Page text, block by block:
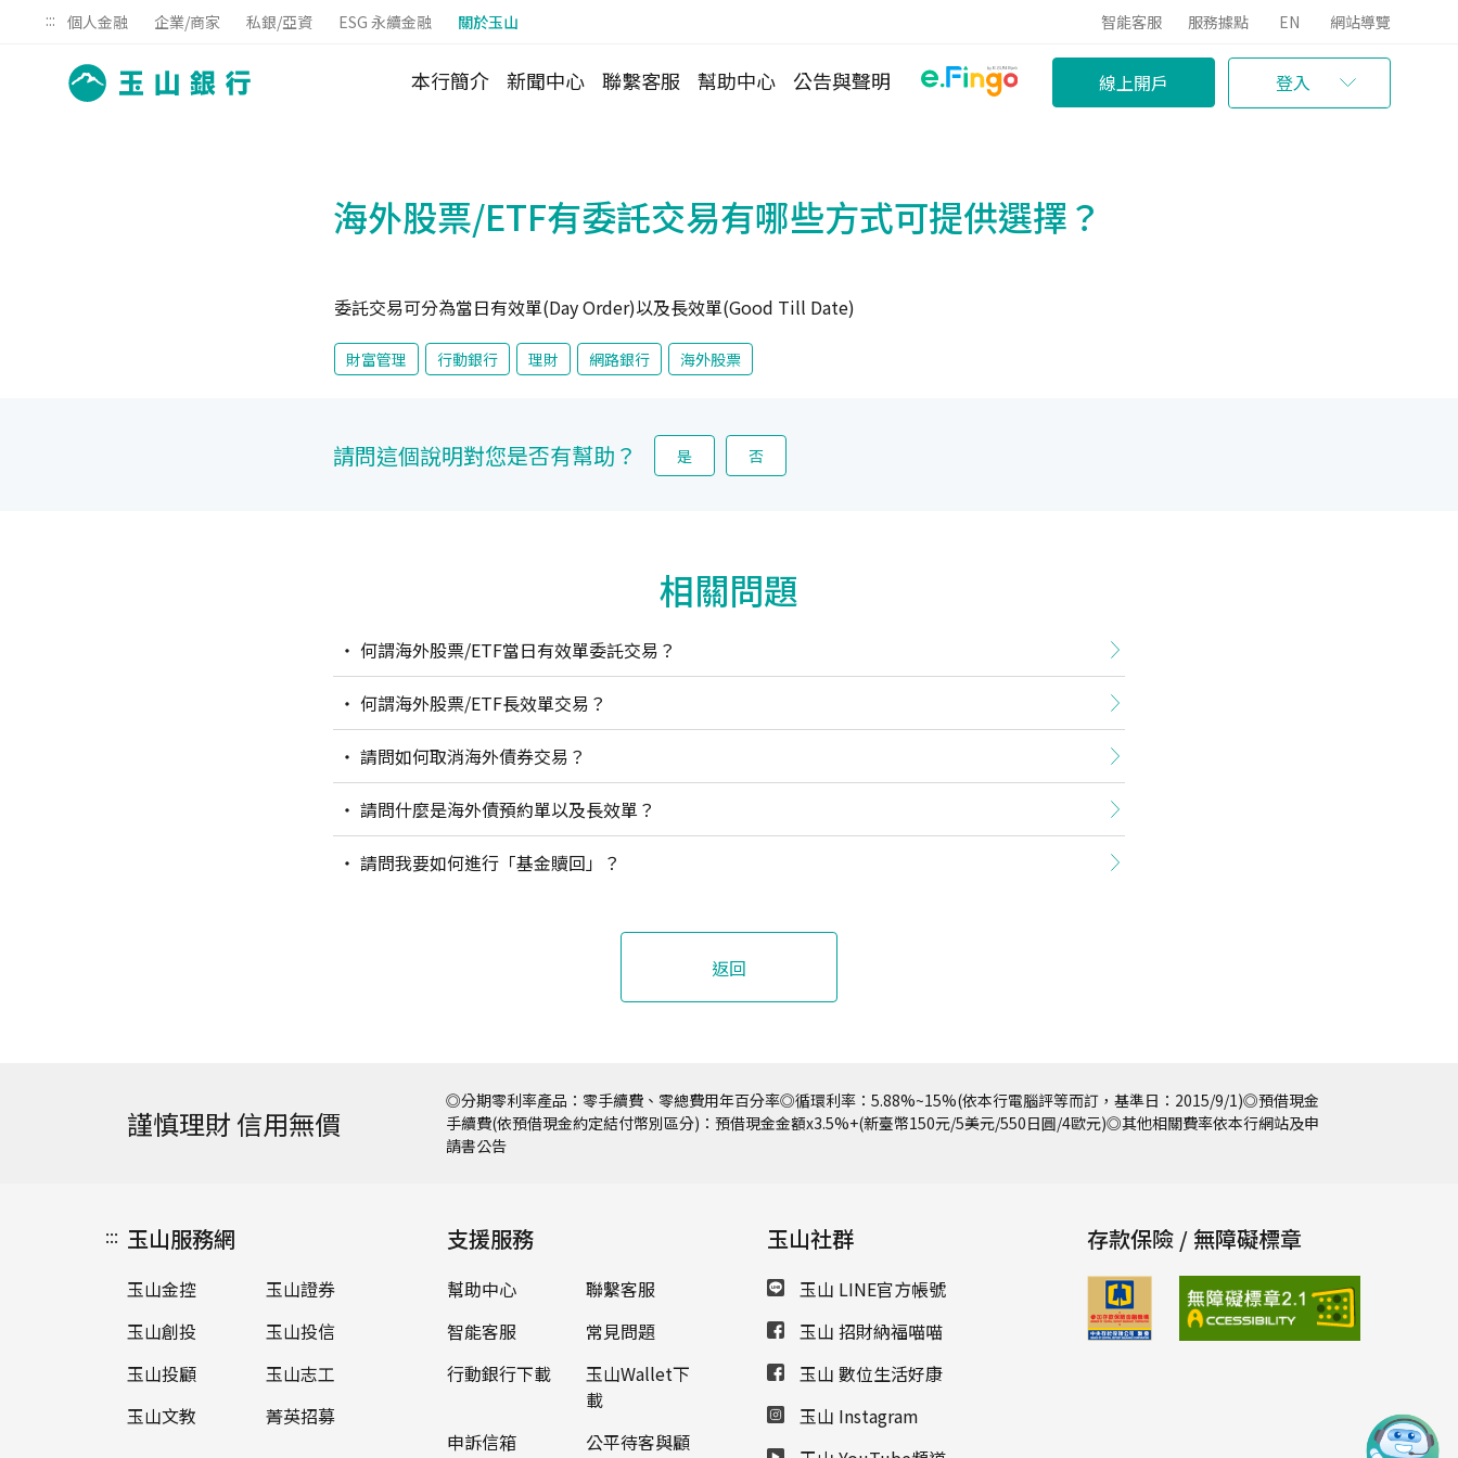
::: 個人金融 企業/商家 私銀/亞資 ESG 永續金融 關於玉山 智能客服 服務據點 EN 網站導覽
本行簡介 新聞中心 聯繫客服 幫助中心 公告與聲明 線上開戶 登入
海外股票/ETF有委託交易有哪些方式可提供選擇？
委託交易可分為當日有效單(Day Order)以及長效單(Good Till Date)
財富管理 行動銀行 理財 網路銀行 海外股票
請問這個說明對您是否有幫助？ 是 否
相關問題
何謂海外股票/ETF當日有效單委託交易？
何謂海外股票/ETF長效單交易？
請問如何取消海外債券交易？
請問什麼是海外債預約單以及長效單？
請問我要如何進行「基金贖回」？
返回
謹慎理財 信用無價
◎分期零利率產品：零手續費、零總費用年百分率◎循環利率：5.88%~15%(依本行電腦評等而訂，基準日：2015/9/1)◎預借現金
手續費(依預借現金約定結付幣別區分)：預借現金金額x3.5%+(新臺幣150元/5美元/550日圓/4歐元)◎其他相關費率依本行網站及申
請書公告
::: 玉山服務網
玉山金控
玉山證券
玉山創投
玉山投信
玉山投顧
玉山志工
玉山文教
菁英招募
支援服務
幫助中心
聯繫客服
智能客服
常見問題
行動銀行下載
玉山Wallet下
載
申訴信箱
公平待客與顧
玉山社群
玉山 LINE官方帳號
玉山 招財納福喵喵
玉山 數位生活好康
玉山 Instagram
存款保險 / 無障礙標章